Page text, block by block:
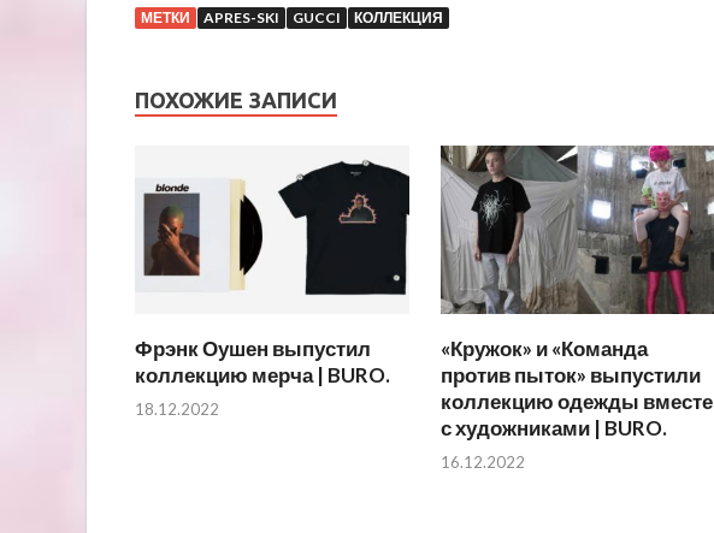
МЕТКИ APRES-SKI GUCCI КОЛЛЕКЦИЯ
ПОХОЖИЕ ЗАПИСИ
Фрэнк Оушен выпустил
коллекцию мерча | BURO.
18.12.2022
«Кружок» и «Команда
против пыток» выпустили
коллекцию одежды вместе
с художниками | BURO.
16.12.2022